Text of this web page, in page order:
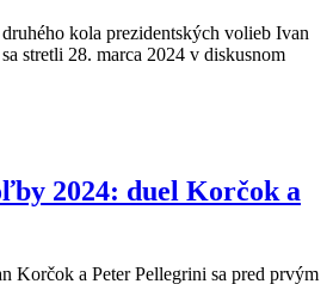
kola prezidentských volieb Ivan
stretli 28. marca 2024 v diskusnom
2024: duel Korčok a
Korčok a Peter Pellegrini sa pred prvým